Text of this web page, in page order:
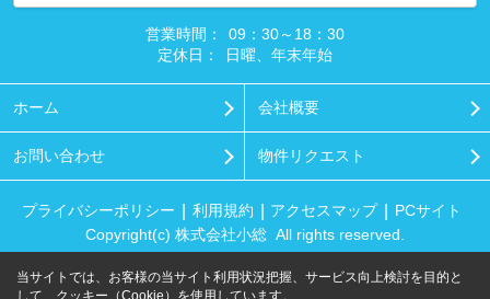
営業時間：
09：30～18：30
定休日：
日曜、年末年始
ホーム 会社概要
お問い合わせ 物件リクエスト
プライバシーポリシー 利用規約 アクセスマップ
PCサイト
Copyright(c) 株式会社小総 All rights reserved.
当サイトでは、お客様の当サイト利用状況把握、サービス向上検討を目的と
して、クッキー（Cookie）を使用しています。